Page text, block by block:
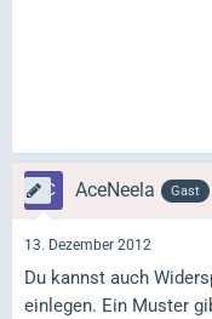
AceNeela Gast
13. Dezember 2012
Du kannst auch
einlegen. Ein Muster